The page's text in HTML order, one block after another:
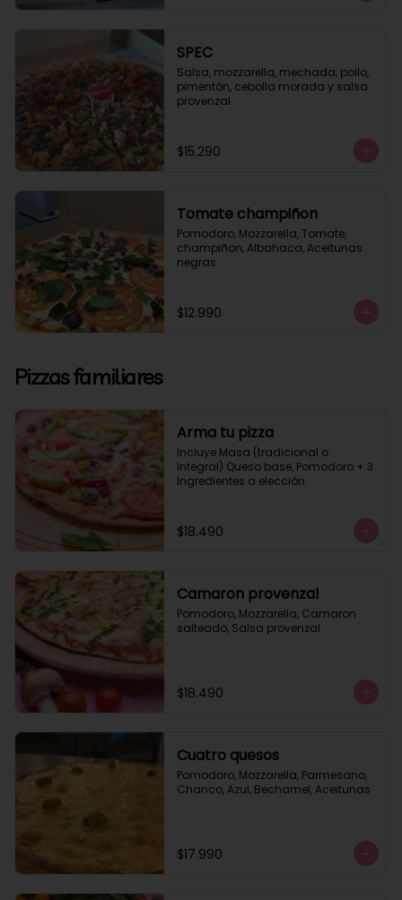
SPEC
Salsa, mozzarella, mechada, pollo,
pimentón, cebolla morada y salsa
provenzal.
$15.290
Tomate champiñon
Pomodoro, Mozzarella, Tomate,
champiñon, Albahaca, Aceitunas
negras
$12.990
Pizzas familiares
Arma tu pizza
Incluye Masa (tradicional o
Integral) Queso base, Pomodoro + 3
Ingredientes a elección.
$18.490
Camaron provenzal
Pomodoro, Mozzarella, Camaron
salteado, Salsa provenzal
$18.490
Cuatro quesos
Pomodoro, Mozzarella, Parmesano,
Chanco, Azul, Bechamel, Aceitunas
$17.990